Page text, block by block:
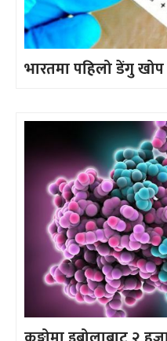
भारतमा पहिलो डेंगु खोप